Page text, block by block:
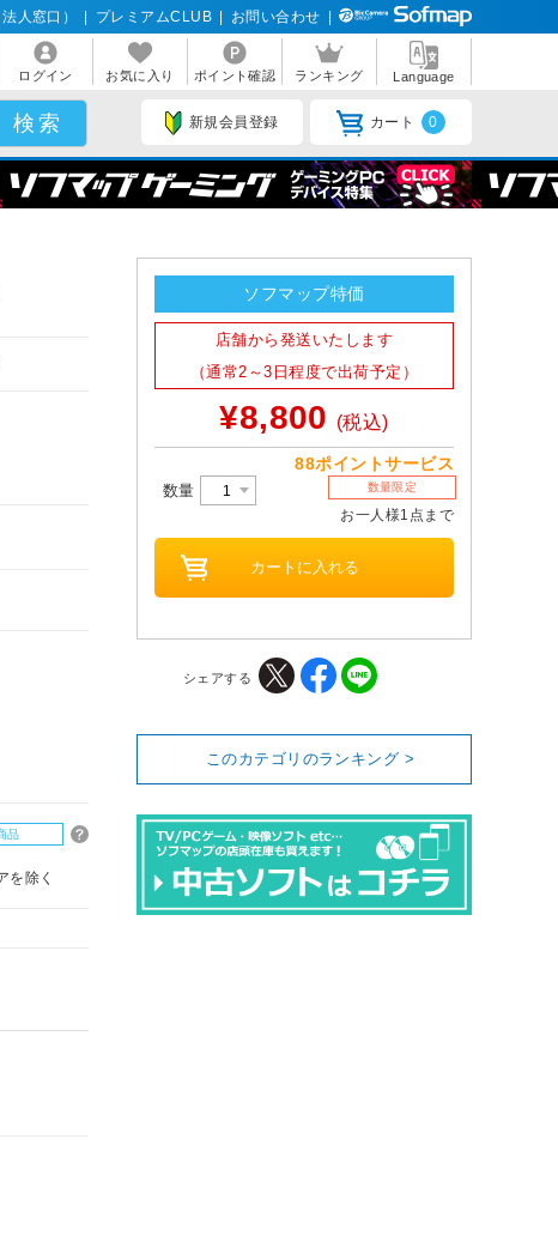
人窓口） プレミアムCLUB お問い合わせ
ログイン お気に入り ポイント確認 ランキング Language
新規会員登録 カート 0
品
を除く
ソフマップ特価
店舗から発送いたします
（通常2～3日程度で出荷予定）
¥8,800 (税込)
88ポイントサービス
数量 数量限定
お一人様1点まで
シェアする
このカテゴリのランキング >